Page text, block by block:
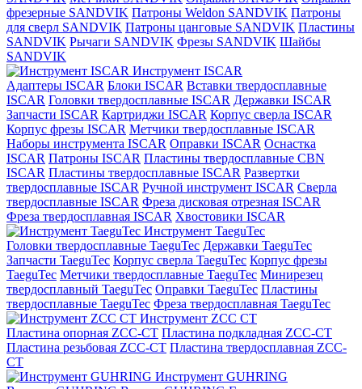
фрезерные SANDVIK Патроны Weldon SANDVIK Патроны
для сверл SANDVIK Патроны цанговые SANDVIK Пластины
SANDVIK Рычаги SANDVIK Фрезы SANDVIK Шайбы
SANDVIK
Инструмент ISCAR
Адаптеры ISCAR Блоки ISCAR Вставки твердосплавные
ISCAR Головки твердосплавные ISCAR Державки ISCAR
Запчасти ISCAR Картриджи ISCAR Корпус сверла ISCAR
Корпус фрезы ISCAR Метчики твердосплавные ISCAR
Наборы инструмента ISCAR Оправки ISCAR Оснастка
ISCAR Патроны ISCAR Пластины твердосплавные CBN
ISCAR Пластины твердосплавные ISCAR Развертки
твердосплавные ISCAR Ручной инструмент ISCAR Сверла
твердосплавные ISCAR Фреза дисковая отрезная ISCAR
Фреза твердосплавная ISCAR Хвостовики ISCAR
Инструмент TaeguTec
Головки твердосплавные TaeguTec Державки TaeguTec
Запчасти TaeguTec Корпус сверла TaeguTec Корпус фрезы
TaeguTec Метчики твердосплавные TaeguTec Минирезец
твердосплавный TaeguTec Оправки TaeguTec Пластины
твердосплавные TaeguTec Фреза твердосплавная TaeguTec
Инструмент ZCС CT
Пластина опорная ZCC-CT Пластина подкладная ZCC-CT
Пластина резьбовая ZCC-CT Пластина твердосплавная ZCC-
CT
Инструмент GUHRING